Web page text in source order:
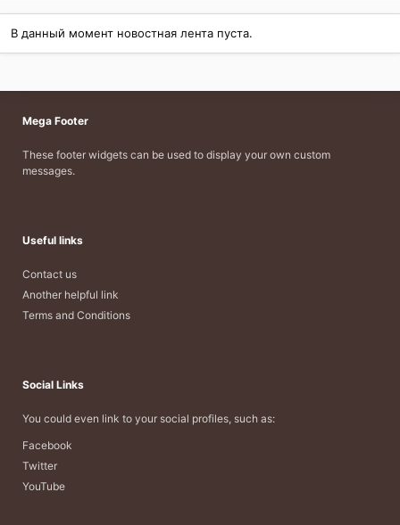
В данный момент новостная лента пуста.
Mega Footer
These footer widgets can be used to display your own custom
messages.
Useful links
Contact us
Another helpful link
Terms and Conditions
Social Links
You could even link to your social profiles, such as:
Facebook
Twitter
YouTube